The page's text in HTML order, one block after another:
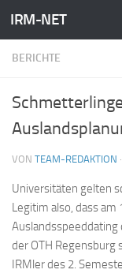
Zum Inhalt
IRM-NET
BERICHTE
VON TEAM-REDAKTION ·
Universitäten gelten
Legitim also, dass am
Auslandsspeeddating
der OTH Regensburg
IRMler des 2.